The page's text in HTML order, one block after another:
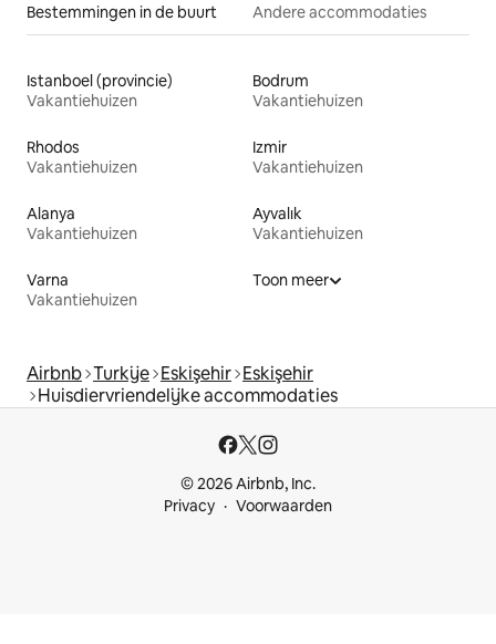
Bestemmingen in de buurt Andere accommodaties
Istanboel (provincie)
Vakantiehuizen
Bodrum
Vakantiehuizen
Rhodos
Vakantiehuizen
Izmir
Vakantiehuizen
Alanya
Vakantiehuizen
Ayvalık
Vakantiehuizen
Varna
Vakantiehuizen
Toon meer
Airbnb Turkije Eskişehir Eskişehir
Huisdiervriendelijke accommodaties
© 2026 Airbnb, Inc.
Privacy
Voorwaarden